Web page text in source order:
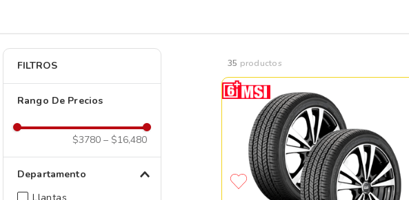
FILTROS
Departamento
Rango De Precios
$3780 – $16,480
35 productos
9.
10.265